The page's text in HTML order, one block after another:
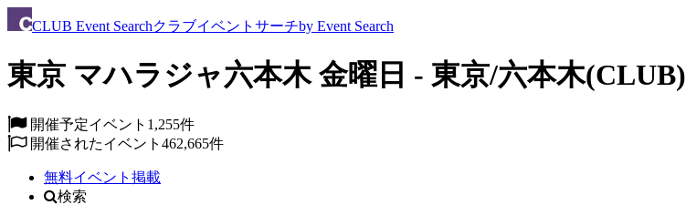
CLUB Event Searchクラブイベントサーチby Event Search
東京 マハラジャ六本木 金曜日 - 東京/六本木(CLUB)
開催予定イベント 1,255件
開催されたイベント 462,665件
無料イベント掲載
検索